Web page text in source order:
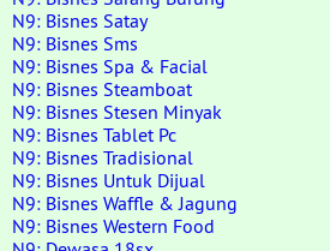
N9: Bisnes Satay
N9: Bisnes Sms
N9: Bisnes Spa & Facial
N9: Bisnes Steamboat
N9: Bisnes Stesen Minyak
N9: Bisnes Tablet Pc
N9: Bisnes Tradisional
N9: Bisnes Untuk Dijual
N9: Bisnes Waffle & Jagung
N9: Bisnes Western Food